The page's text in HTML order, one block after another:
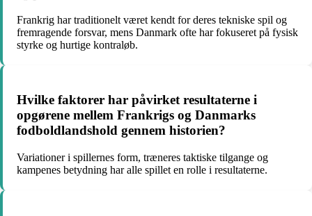
Frankrig har traditionelt været kendt for deres tekniske spil og
fremragende forsvar, mens Danmark ofte har fokuseret på fysisk
styrke og hurtige kontraløb.
Hvilke faktorer har påvirket resultaterne i
opgørene mellem Frankrigs og Danmarks
fodboldlandshold gennem historien?
Variationer i spillernes form, træneres taktiske tilgange og
kampenes betydning har alle spillet en rolle i resultaterne.